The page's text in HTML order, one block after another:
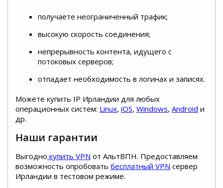
получаете неограниченный трафик;
высокую скорость соединения;
непрерывность контента, идущего с
потоковых серверов;
отпадает необходимость в логинах и записях.
Можете купить IP Ирландии для любых
операционных систем: Linux, iOS, Windows, Android и
др.
Наши гарантии
Выгодно купить VPN от АльтВПН. Предоставляем
возможность опробовать бесплатный VPN сервер
Ирландии в тестовом режиме.